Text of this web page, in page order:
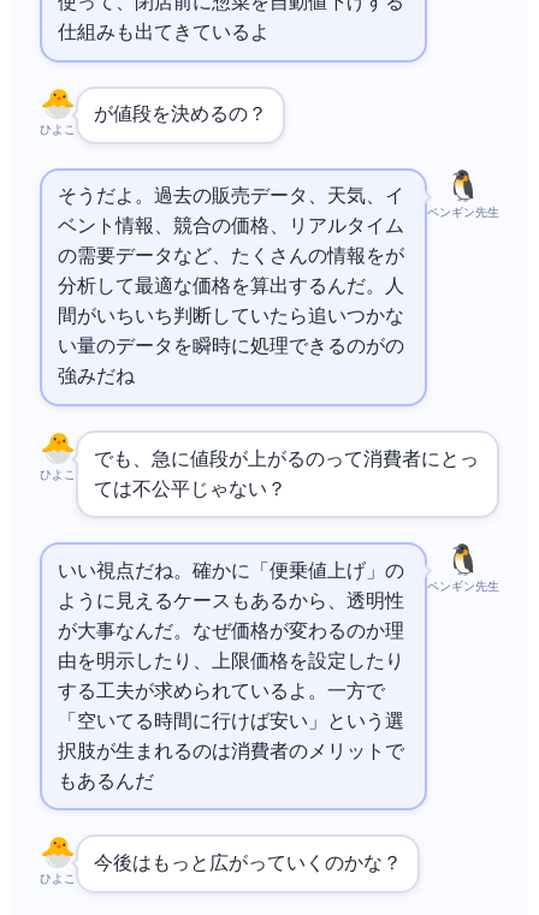
仕組みも出てきているよ
ひよこ
AIが値段を決めるの？
ペンギン先生
そうだよ。過去の販売データ、天気、イ
ベント情報、競合の価格、リアルタイム
の需要データなど、たくさんの情報をAIが
分析して最適な価格を算出するんだ。人
間がいちいち判断していたら追いつかな
い量のデータを瞬時に処理できるのがAIの
強みだね
ひよこ
でも、急に値段が上がるのって消費者にとっ
ては不公平じゃない？
ペンギン先生
いい視点だね。確かに「便乗値上げ」の
ように見えるケースもあるから、透明性
が大事なんだ。なぜ価格が変わるのか理
由を明示したり、上限価格を設定したり
する工夫が求められているよ。一方で
「空いてる時間に行けば安い」という選
択肢が生まれるのは消費者のメリットで
もあるんだ
ひよこ
今後はもっと広がっていくのかな？